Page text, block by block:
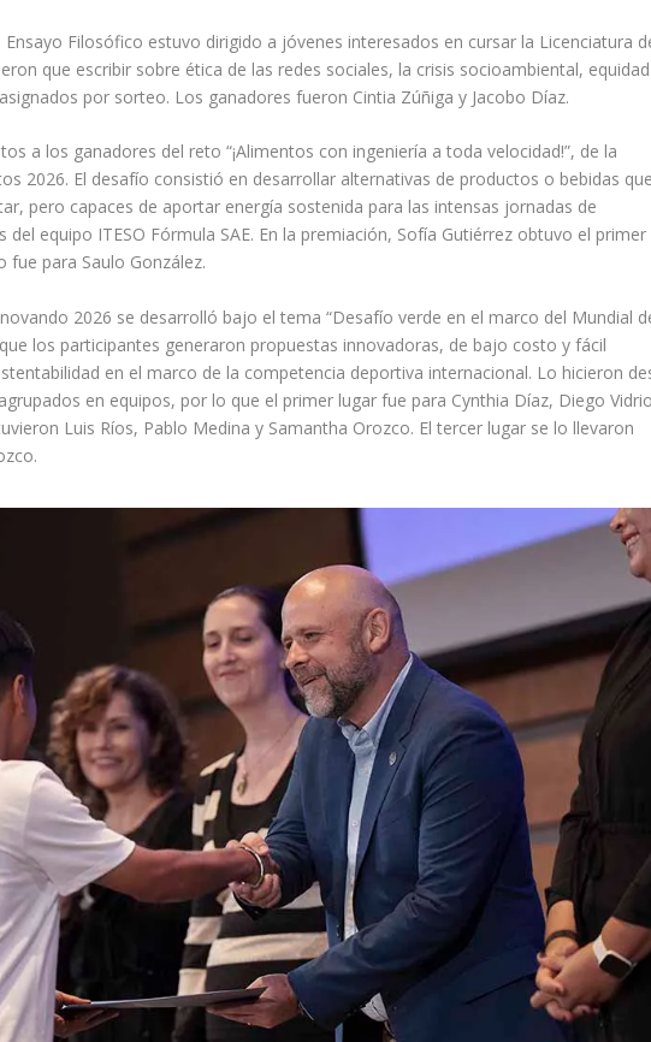
Filosófico estuvo dirigido a jóvenes interesados en cursar la Licenciatura
que escribir sobre ética de las redes sociales, la crisis socioambiental,
por sorteo. Los ganadores fueron Cintia Zúñiga y Jacobo Díaz.
a los ganadores del reto “¡Alimentos con ingeniería a toda velocidad!”, de la
2026. El desafío consistió en desarrollar alternativas de productos o bebidas que
pero capaces de aportar energía sostenida para las intensas jornadas de
equipo ITESO Fórmula SAE. En la premiación, Sofía Gutiérrez obtuvo el primer
fue para Saulo González.
2026 se desarrolló bajo el tema “Desafío verde en el marco del Mundial
los participantes generaron propuestas innovadoras, de bajo costo y fácil
en el marco de la competencia deportiva internacional. Lo hicieron
en equipos, por lo que el primer lugar fue para Cynthia Díaz, Diego
Luis Ríos, Pablo Medina y Samantha Orozco. El tercer lugar se lo llevaron